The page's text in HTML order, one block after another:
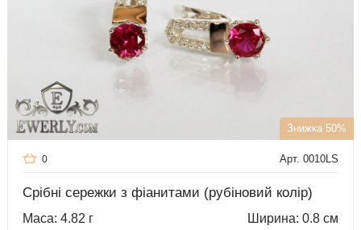
Знижка 50%
Арт. 0010LS
0
Срібні сережки з фіанитами (рубіновий колір)
Маса: 4.82 г
Ширина: 0.8 см